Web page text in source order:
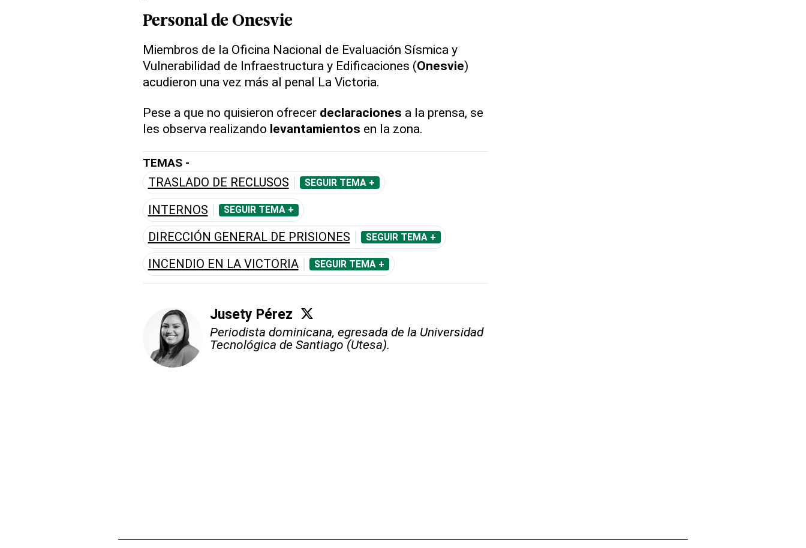
Personal de Onesvie
Miembros de la Oficina Nacional de Evaluación Sísmica y
Vulnerabilidad de Infraestructura y Edificaciones (Onesvie)
acudieron una vez más al penal La Victoria.
Pese a que no quisieron ofrecer declaraciones a la prensa, se
les observa realizando levantamientos en la zona.
TEMAS -
TRASLADO DE RECLUSOS SEGUIR TEMA +
INTERNOS SEGUIR TEMA +
DIRECCIÓN GENERAL DE PRISIONES SEGUIR TEMA +
INCENDIO EN LA VICTORIA SEGUIR TEMA +
Jusety Pérez
Periodista dominicana, egresada de la Universidad
Tecnológica de Santiago (Utesa).